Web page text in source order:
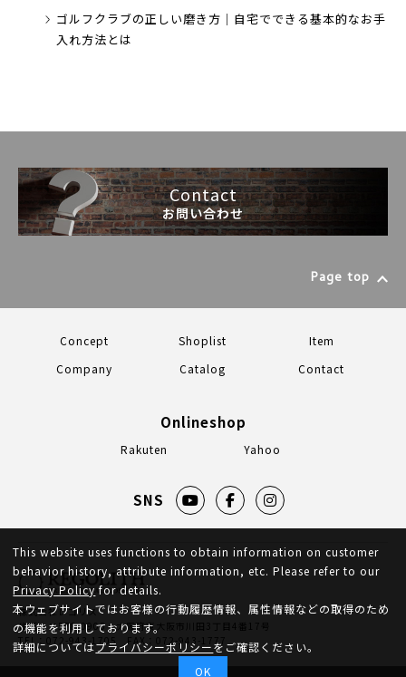
ゴルフクラブの正しい磨き方｜自宅でできる基本的なお手
入れ方法とは
Contact
お問い合わせ
Page top
Concept Shoplist
Item
Company
Catalog Contact
Onlineshop
Rakuten Yahoo
SNS
株式会社レゴリス
住所：〒578-0905 大阪府東大阪市川田3丁目4番17号
TEL：072-943-1705 FAX：072-943-1777
This website uses functions to obtain information on customer
behavior history, attribute information, etc. Please refer to our
Privacy Policy for details.
本ウェブサイトではお客様の行動履歴情報、属性情報などの取得のため
の機能を利用しております。
詳細についてはプライバシーポリシーをご確認ください。
OK